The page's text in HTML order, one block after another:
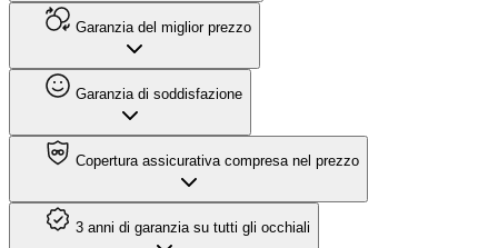
Garanzia del miglior prezzo
Garanzia di soddisfazione
Copertura assicurativa compresa nel prezzo
3 anni di garanzia su tutti gli occhiali